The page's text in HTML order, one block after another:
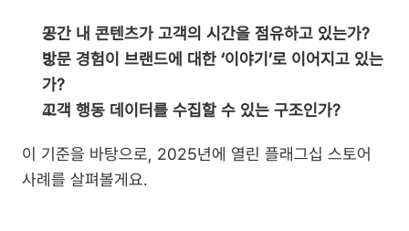
공간 내 콘텐츠가 고객의 시간을 점유하고 있는가?
방문 경험이 브랜드에 대한 ‘이야기’로 이어지고 있는
가?
고객 행동 데이터를 수집할 수 있는 구조인가?
이 기준을 바탕으로, 2025년에 열린 플래그십 스토어
사례를 살펴볼게요.